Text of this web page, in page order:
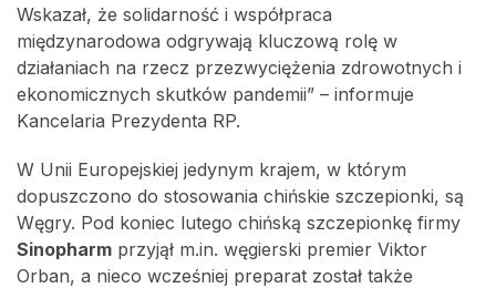
Wskazał, że solidarność i współpraca
międzynarodowa odgrywają kluczową rolę w
działaniach na rzecz przezwyciężenia zdrowotnych i
ekonomicznych skutków pandemii” – informuje
Kancelaria Prezydenta RP.
W Unii Europejskiej jedynym krajem, w którym
dopuszczono do stosowania chińskie szczepionki, są
Węgry. Pod koniec lutego chińską szczepionkę firmy
Sinopharm przyjął m.in. węgierski premier Viktor
Orban, a nieco wcześniej preparat został także